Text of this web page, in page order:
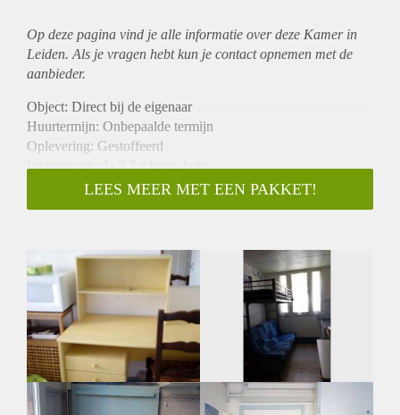
Op deze pagina vind je alle informatie over deze Kamer in
Leiden. Als je vragen hebt kun je contact opnemen met de
aanbieder.
Object: Direct bij de eigenaar
Huurtermijn: Onbepaalde termijn
Oplevering: Gestoffeerd
Inkomen eis: Ja 2,7 x bruto huur
Garantiestelling mogelijk: Ja
Borg: 1 maand
Gedeelde keuken: Nee
Gedeelde Douche: Nee
Gedeelde woonkamer: Nee
Huisgenoten: Nee
Geslacht huisgenoten: N.v.t.
LEES MEER MET EEN PAKKET!